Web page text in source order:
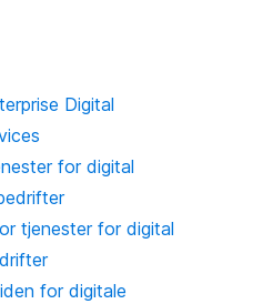
Digital
for digital
tjenester for digital
for digitale